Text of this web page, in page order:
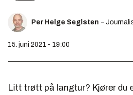
Per Helge Seglsten –
15. juni 2021 - 19:00
Litt trøtt på langtur? Kjører du